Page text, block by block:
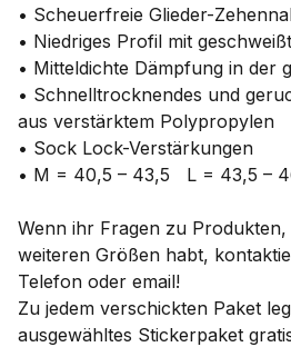
• Scheuerfreie Glieder-
• Niedriges Profil mit
• Mitteldichte Dämpfung in der
• Schnelltrocknendes und
aus verstärktem Polypropylen
• Sock Lock-Verstärkungen
• M = 40,5 – 43,5 L = 43,5 –
Wenn ihr Fragen zu
weiteren Größen habt,
Telefon oder email!
Zu jedem verschickten Paket
ausgewähltes Stickerpaket